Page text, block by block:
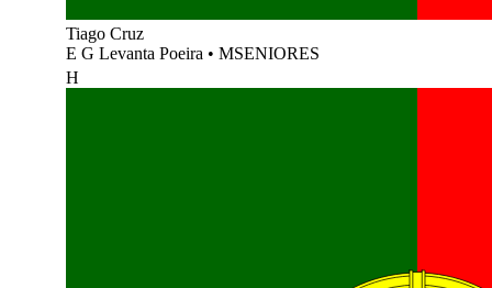
Tiago Cruz
E G Levanta Poeira • MSENIORES
H